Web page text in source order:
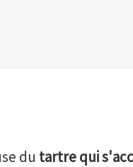
du tartre qui